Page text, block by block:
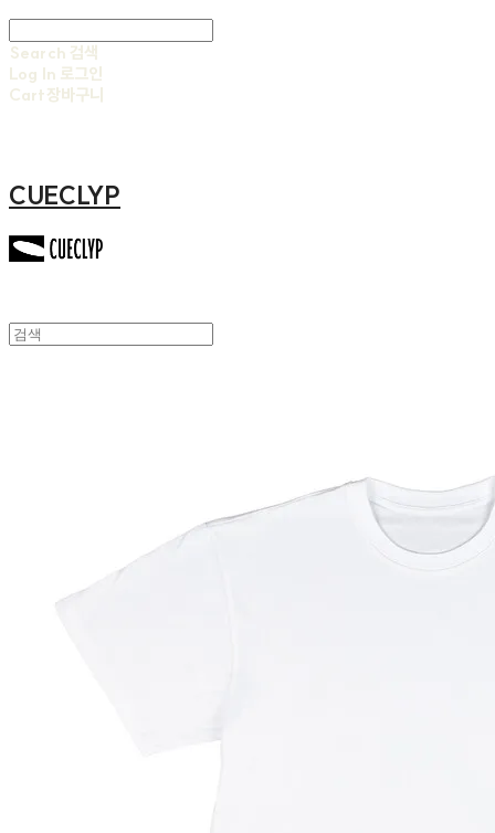
Search 검색
Log In 로그인
Cart장바구니
CUECLYP